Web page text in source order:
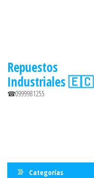
Repuestos
Industriales 🇪🇨
☎0999981255
Categorías